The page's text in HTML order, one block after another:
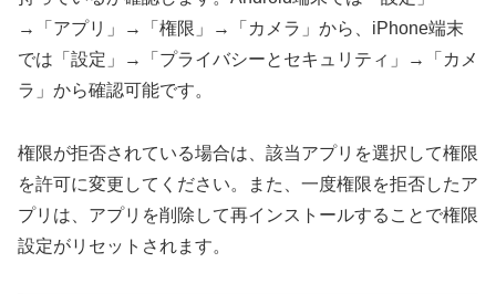
→「アプリ」→「権限」→「カメラ」から、iPhone端末
では「設定」→「プライバシーとセキュリティ」→「カメ
ラ」から確認可能です。
権限が拒否されている場合は、該当アプリを選択して権限
を許可に変更してください。また、一度権限を拒否したア
プリは、アプリを削除して再インストールすることで権限
設定がリセットされます。